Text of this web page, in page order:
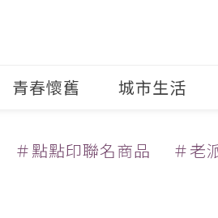
青春懷舊 城市生活
＃點點印聯名商品 ＃老